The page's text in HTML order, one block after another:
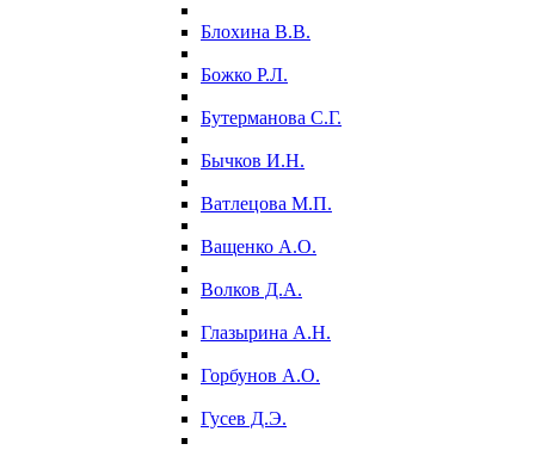
Блохина В.В.
Божко Р.Л.
Бутерманова С.Г.
Бычков И.Н.
Ватлецова М.П.
Ващенко А.О.
Волков Д.А.
Глазырина А.Н.
Горбунов А.О.
Гусев Д.Э.